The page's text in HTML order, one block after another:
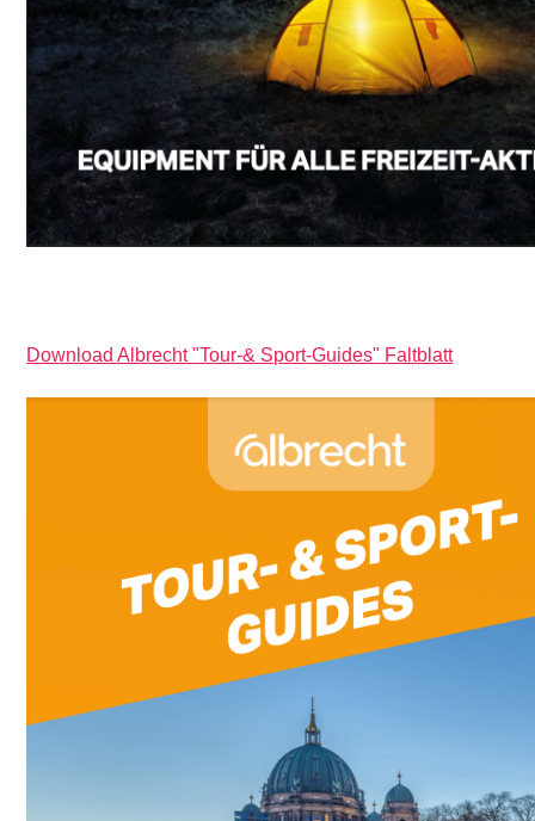
Download Albrecht "Tour-& Sport-Guides" Faltblatt